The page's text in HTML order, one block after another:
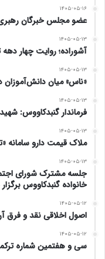
www.ulkamiz.ir
۱۴۰۵-۰۵-۱۶
عضو مجلس خبرگان
۱۴۰۵-۰۵-۱۳
آشوراده؛ روایت چهار
۱۴۰۵-۰۵-۱۳
«ناس» میان
۱۴۰۵-۰۵-۱۳
فرماندار گنبدکاووس:
۱۴۰۵-۰۵-۱۳
ملاک قیمت دارو
۱۴۰۵-۰۵-۱۳
جلسه مشترک شورای
خانواده گنبدکاووس
۱۴۰۵-۰۵-۱۲
اصول اخلاقی نقد و فرق
۱۴۰۵-۰۵-۱۲
سی و هفتمین شماره